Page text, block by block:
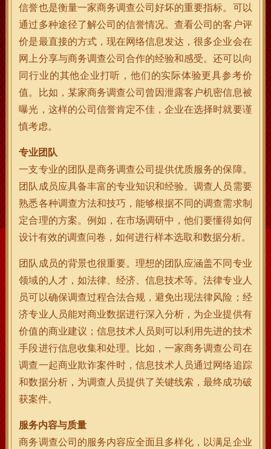
信誉也是衡量一家商务调查公司好坏的重要指标。可以
通过多种途径了解公司的信誉情况。查看公司的客户评
价是最直接的方式，现在网络信息发达，很多企业会在
网上分享与商务调查公司合作的经验和感受。还可以向
同行业的其他企业打听，他们的实际体验更具参考价
值。比如，某家商务调查公司曾因泄露客户机密信息被
曝光，这样的公司信誉肯定不佳，企业在选择时就要谨
慎考虑。
专业团队
一支专业的团队是商务调查公司提供优质服务的保障。
团队成员应具备丰富的专业知识和经验。调查人员需要
熟悉各种调查方法和技巧，能够根据不同的调查需求制
定合理的方案。例如，在市场调研中，他们要懂得如何
设计有效的调查问卷，如何进行样本选取和数据分析。
团队成员的背景也很重要。理想的团队应涵盖不同专业
领域的人才，如法律、经济、信息技术等。法律专业人
员可以确保调查过程合法合规，避免出现法律风险；经
济专业人员能对商业数据进行深入分析，为企业提供有
价值的商业建议；信息技术人员则可以利用先进的技术
手段进行信息收集和处理。比如，一家商务调查公司在
调查一起商业欺诈案件时，信息技术人员通过网络追踪
和数据分析，为调查人员提供了关键线索，最终成功破
获案件。
服务内容与质量
商务调查公司的服务内容应全面且多样化，以满足企业